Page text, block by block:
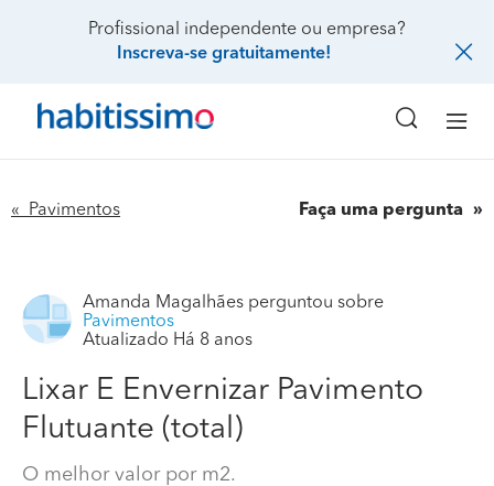
Profissional independente ou empresa?
Inscreva-se gratuitamente!
« Pavimentos Faça uma pergunta
Amanda Magalhães perguntou sobre
Pavimentos
Atualizado Há 8 anos
Lixar E Envernizar Pavimento
Flutuante (total)
O melhor valor por m2.